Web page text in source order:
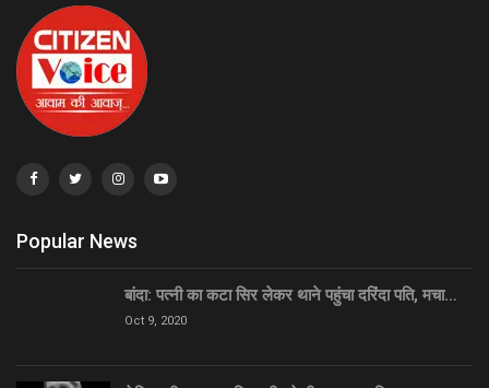
Popular News
बांदा: पत्नी का कटा सिर लेकर थाने पहुंचा दरिंदा पति, मचा…
Oct 9, 2020